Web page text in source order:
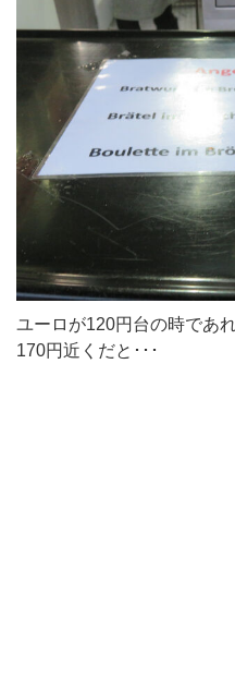
ユーロが120円台の時であ
170円近くだと･･･